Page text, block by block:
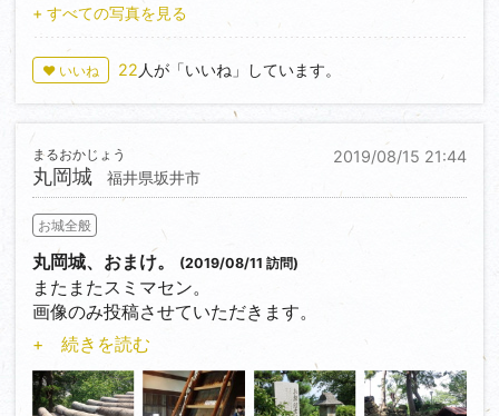
以上、隅々まで見ることが出来ませんでしたが、実際
に訪れてみると思ってた以上に大規模な山城でした。
是非とも朝護孫子寺とセットで、マイカーで行くのが
ベストですが、ケーブルカーやバスなどで行く場合は
夕方で便が終わっちゃうので、出来るだけ朝早くから
訪れたほうが吉です。
そうそう、空鉢護法堂横の管理棟には、なんと本物の
白蛇様がいらっしゃいます。堂守のご夫婦に申し出れ
ば、見せていただけるかもですよ。
ちなみに私は見せていただけましたが、丸まって眠っ
ておられました(^_^;
もっとも今は冬眠中な為ダメだと思いますが、ご興味
のある方は如何でしょうか(笑)？
口宗永が城主となるも、関ヶ原の合戦の際には西軍に
ついたが為に東軍の前田利長の猛攻に遭い落城。宗永
は直前に降伏を申し出るも受け入れられずに攻め立て
られて、遂には自刃したそうです。
その後は前田氏の持ち城となるも一国一城令によって
廃城となりました。
建物は取り壊されたものの、あえて破城は行わず『お
止め山』として入山を厳しく禁じました。
そしてその麓には陣屋が築かれ、加賀前田家の分家が
大聖寺藩を立藩。その後は最大石高十万石を誇る（当
時、城を持っていない大名の中では全国最大の石高だ
ったそうです。しかしその財政は火の車だったそうで
すが…。）加賀前田藩の支藩として明治を迎えまし
た。
さて、到着時間がすでに夕方近かったので、先に陣屋
跡である江沼神社へ。
+ すべての写真を見る
♥ いいね 22 人が「いいね」しています。
2019/08/15 21:44
丸岡城
まるおかじょう
福井県坂井市
お城全般
丸岡城、おまけ。 (2019/08/11 訪問)
またまたスミマセン。
画像のみ投稿させていただきます。
次回来ることがあれば、寺町や外堀の跡も見てみたい
なぁ。
+ 続きを読む